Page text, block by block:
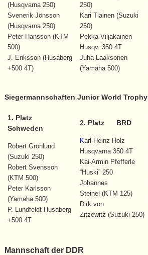
(Husqvarna 250)
Svenerik Jönsson
(Husqvarna 250)
Peter Hansson (KTM
500)
J. Eriksson (Husaberg
+500 4T)
250)
Kari Tiainen (Suzuki
250)
Pekka Viljakainen
Husqv. 350 4T
Juha Laaksonen
(Yamaha 500)
Siegermannschaften Junior World Trophy
1. Platz
Schweden
Robert Grönlund
(Suzuki 250)
Robert Svensson
(KTM 500)
Peter Karlsson
(Yamaha 500)
P. Lundfeldt Husaberg
+500 4T
2. Platz BRD
Karl-Heinz Holz
Husqvarna 350 4T
Kai-Armin Pfefferle
“Huski” 250
Johannes
Steinel (KTM 125)
Dirk von
Zitzewitz (Suzuki 250)
Mannschaft der DDR